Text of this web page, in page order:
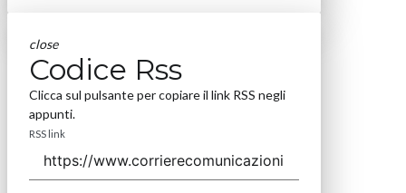
close
Codice Rss
Clicca sul pulsante per copiare il link RSS negli
appunti.
RSS link